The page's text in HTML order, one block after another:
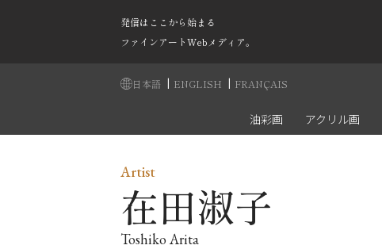
発信はここから始まる
ファインアートWebメディア。
日本語 | ENGLISH | FRANÇAIS
油彩画 アクリル画
Artist
在田淑子
Toshiko Arita